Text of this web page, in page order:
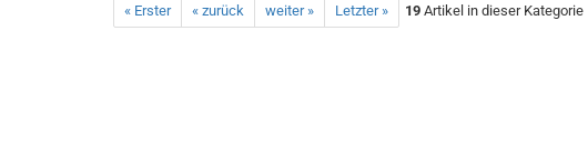
« Erster « zurück weiter » Letzter » 19 Artikel in dieser Kategorie